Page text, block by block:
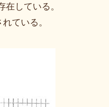
在している。
ている。